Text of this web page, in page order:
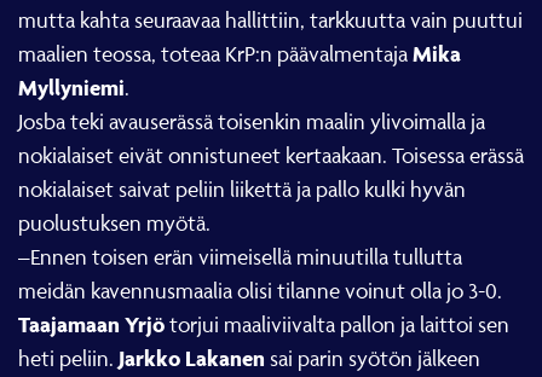
mutta kahta seuraavaa hallittiin, tarkkuutta vain puuttui
maalien teossa, toteaa KrP:n päävalmentajaMika
Myllyniemi.
Josba teki avauserässä toisenkin maalin ylivoimalla ja
nokialaiset eivät onnistuneet kertaakaan. Toisessa erässä
nokialaiset saivat peliin liikettä ja pallo kulki hyvän
puolustuksen myötä.
–Ennen toisen erän viimeisellä minuutilla tullutta
meidän kavennusmaalia olisi tilanne voinut olla jo 3-0.
Taajamaan Yrjötorjui maaliviivalta pallon ja laittoi sen
heti peliin. Jarkko Lakanen sai parin syötön jälkeen